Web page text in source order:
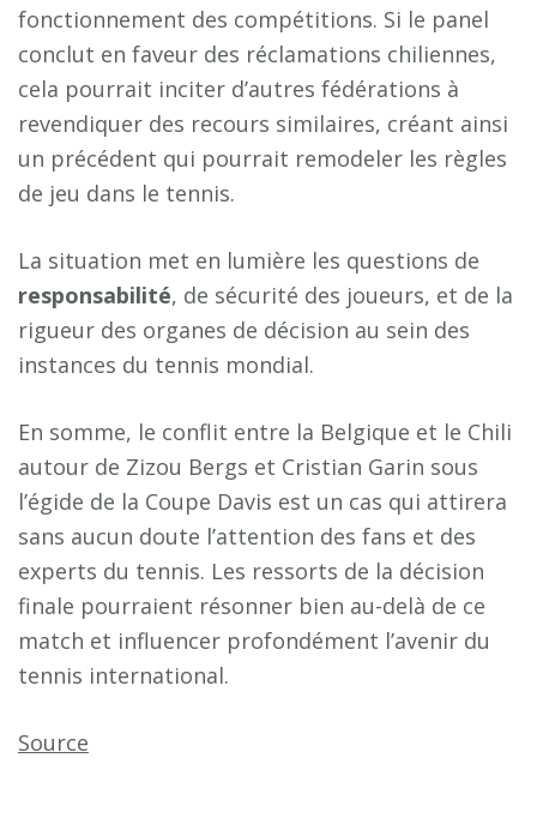
fonctionnement des compétitions. Si le panel
conclut en faveur des réclamations chiliennes,
cela pourrait inciter d’autres fédérations à
revendiquer des recours similaires, créant ainsi
un précédent qui pourrait remodeler les règles
de jeu dans le tennis.
La situation met en lumière les questions de
responsabilité, de sécurité des joueurs, et de la
rigueur des organes de décision au sein des
instances du tennis mondial.
En somme, le conflit entre la Belgique et le Chili
autour de Zizou Bergs et Cristian Garin sous
l’égide de la Coupe Davis est un cas qui attirera
sans aucun doute l’attention des fans et des
experts du tennis. Les ressorts de la décision
finale pourraient résonner bien au-delà de ce
match et influencer profondément l’avenir du
tennis international.
Source